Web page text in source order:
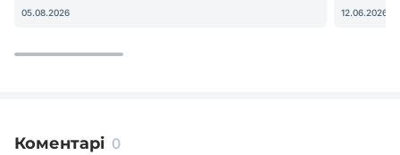
05.08.2026 12.06.2026
Коментарі 0